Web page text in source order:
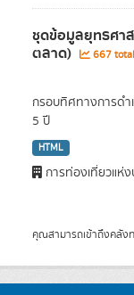
ชุดข้อมูลยุทธศา
ตลาด) 667
กรอบทิศทางการดำ
5 ปี
HTML
การท่องเที่ยวแห่ง
คุณสามารถเข้าถึงคลัง